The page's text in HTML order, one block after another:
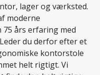
lager og værksted.
moderne
års erfaring med
du derfor efter et
kontorstole
helt rigtigt. Vi